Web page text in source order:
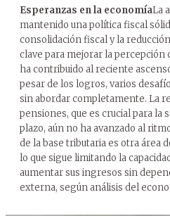
Esperanzas en la economíaLa
mantenido una política fiscal
consolidación fiscal y la
clave para mejorar la percepción
ha contribuido al reciente
pesar de los logros, varios
sin abordar completamente. La
pensiones, que es crucial para la
plazo, aún no ha avanzado al
de la base tributaria es otra área
lo que sigue limitando la
aumentar sus ingresos sin
externa, según análisis del